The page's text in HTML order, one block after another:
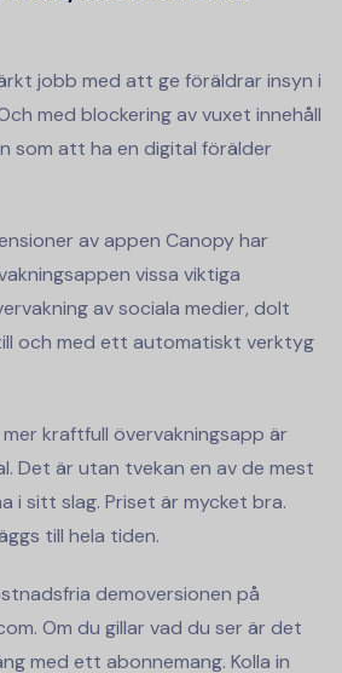
jobb med att ge föräldrar insyn i
med blockering av vuxet innehåll
som att ha en digital förälder
av appen Canopy har
vissa viktiga
av sociala medier, dolt
och med ett automatiskt verktyg
kraftfull övervakningsapp är
Det är utan tvekan en av de mest
i sitt slag. Priset är mycket bra.
till hela tiden.
demoversionen på
Om du gillar vad du ser är det
med ett abonnemang. Kolla in